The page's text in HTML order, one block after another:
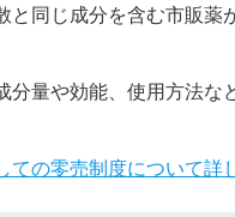
同じ成分を含む市販薬
分量や効能、使用方法な
ての零売制度について詳